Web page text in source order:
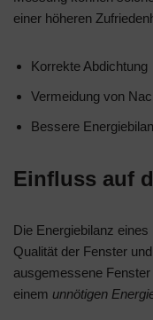
einer höheren
Korrekte Abdichtung
Vermeidung von
Bessere
Einfluss auf
Die Energiebilanz
Qualität der Fenster
ausgemessene
einem unnötigen